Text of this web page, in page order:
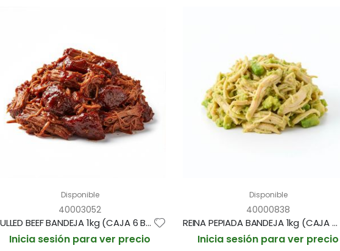
Disponible
40003052
PULLED BEEF BANDEJA 1kg (CAJA 6 BANDEJAS)
Inicia sesión para ver precio
Disponible
40000838
REINA PEPIADA BANDEJA 1kg (CAJA 6 BANDEJAS)
Inicia sesión para ver precio